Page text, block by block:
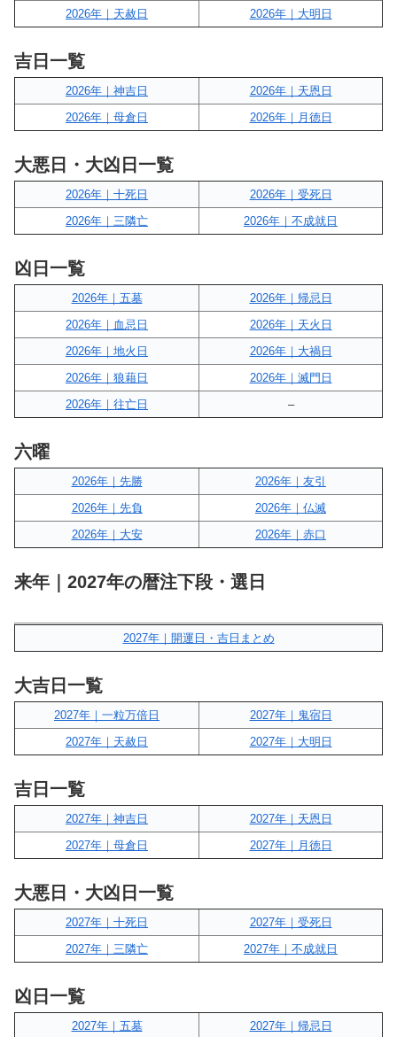
2026年｜天赦日
2026年｜大明日
吉日一覧
2026年｜神吉日
2026年｜天恩日
2026年｜母倉日
2026年｜月徳日
大悪日・大凶日一覧
2026年｜十死日
2026年｜受死日
2026年｜三隣亡
2026年｜不成就日
凶日一覧
2026年｜五墓
2026年｜帰忌日
2026年｜血忌日
2026年｜天火日
2026年｜地火日
2026年｜大禍日
2026年｜狼藉日
2026年｜滅門日
2026年｜往亡日
–
六曜
2026年｜先勝
2026年｜友引
2026年｜先負
2026年｜仏滅
2026年｜大安
2026年｜赤口
来年｜2027年の暦注下段・選日
2027年｜開運日・吉日まとめ
大吉日一覧
2027年｜一粒万倍日
2027年｜鬼宿日
2027年｜天赦日
2027年｜大明日
吉日一覧
2027年｜神吉日
2027年｜天恩日
2027年｜母倉日
2027年｜月徳日
大悪日・大凶日一覧
2027年｜十死日
2027年｜受死日
2027年｜三隣亡
2027年｜不成就日
凶日一覧
2027年｜五墓
2027年｜帰忌日